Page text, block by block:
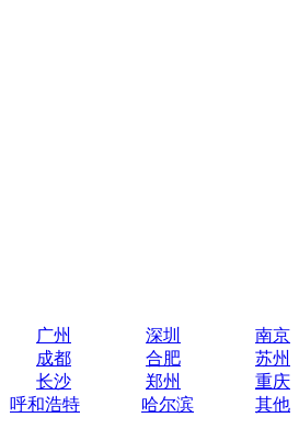
广州 深圳
南京
成都 合肥
苏州
长沙 郑州
重庆
呼和浩特 哈尔滨
其他